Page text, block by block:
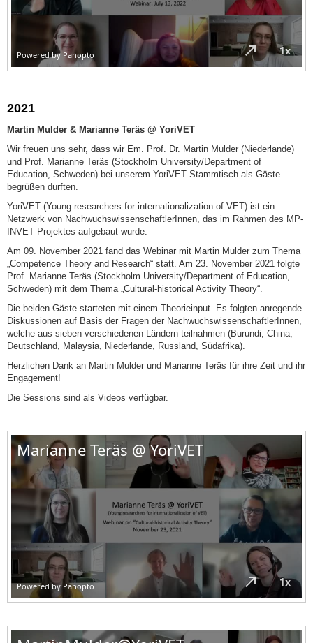
2021
Martin Mulder & Marianne Teräs @ YoriVET
Wir freuen uns sehr, dass wir Em. Prof. Dr. Martin Mulder (Niederlande)
und Prof. Marianne Teräs (Stockholm University/Department of
Education, Schweden) bei unserem YoriVET Stammtisch als Gäste
begrüßen durften.
YoriVET (Young researchers for internationalization of VET) ist ein
Netzwerk von NachwuchswissenschaftlerInnen, das im Rahmen des MP-
INVET Projektes aufgebaut wurde.
Am 09. November 2021 fand das Webinar mit Martin Mulder zum Thema
„Competence Theory and Research“ statt. Am 23. November 2021 folgte
Prof. Marianne Teräs (Stockholm University/Department of Education,
Schweden) mit dem Thema „Cultural-historical Activity Theory“.
Die beiden Gäste starteten mit einem Theorieinput. Es folgten anregende
Diskussionen auf Basis der Fragen der NachwuchswissenschaftlerInnen,
welche aus sieben verschiedenen Ländern teilnahmen (Burundi, China,
Deutschland, Malaysia, Niederlande, Russland, Südafrika).
Herzlichen Dank an Martin Mulder und Marianne Teräs für ihre Zeit und ihr
Engagement!
Die Sessions sind als Videos verfügbar.